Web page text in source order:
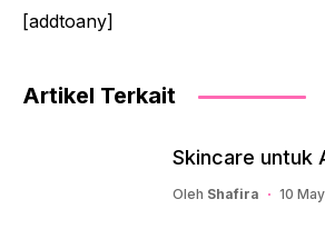
[addtoany]
Artikel Terkait
Skincare untuk
Oleh Shafira 10